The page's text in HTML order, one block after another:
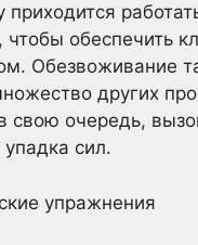
приходится
чтобы обеспечить
Обезвоживание
других
свою очередь,
сил.
упражнения